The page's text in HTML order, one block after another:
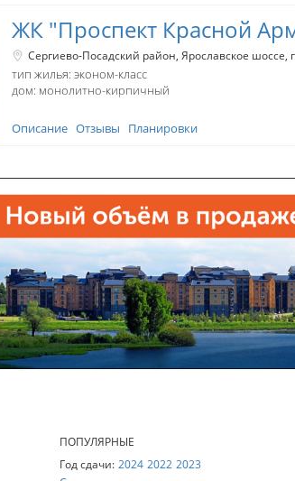
ЖК "Проспект Красной
Сергиево-Посадский район Ярославское шоссе
тип жилья: эконом-класс
дом: монолитно-кирпичный
Описание Отзывы Планировки
ПОПУЛЯРНЫЕ
Год сдачи: 2024 2022 2023